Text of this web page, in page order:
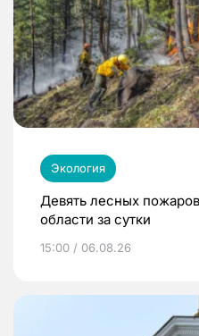
Экология
Девять лесных
области за сутки
15:00 / 06.08.26